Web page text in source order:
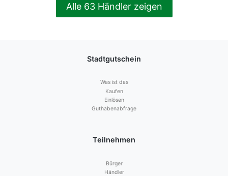
Alle 63 Händler zeigen
Stadtgutschein
Was ist das
Kaufen
Einlösen
Guthabenabfrage
Teilnehmen
Bürger
Händler